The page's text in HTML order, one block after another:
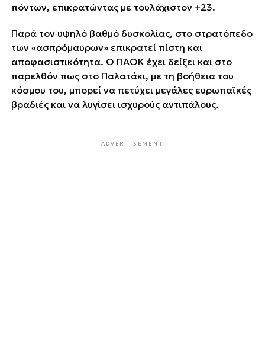
πόντων, επικρατώντας με τουλάχιστον +23.
Παρά τον υψηλό βαθμό δυσκολίας, στο στρατόπεδο
των «ασπρόμαυρων» επικρατεί πίστη και
αποφασιστικότητα. Ο ΠΑΟΚ έχει δείξει και στο
παρελθόν πως στο Παλατάκι, με τη βοήθεια του
κόσμου του, μπορεί να πετύχει μεγάλες ευρωπαϊκές
βραδιές και να λυγίσει ισχυρούς αντιπάλους.
ADVERTISEMENT